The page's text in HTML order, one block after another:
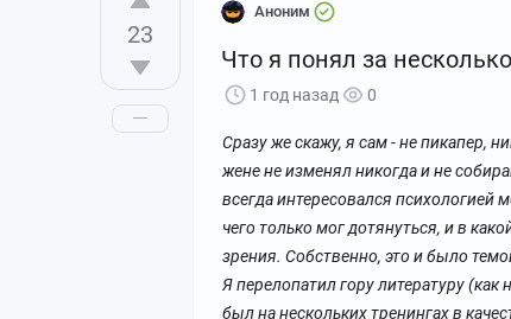
23
Аноним
Что я понял за
1 год назад 0
Сразу же скажу, я сам - не пикапер,
жене не изменял никогда и не
всегда интересовался психологией
чего только мог дотянуться, и в
зрения. Собственно, это и было
Я перелопатил гору литературу
был на нескольких тренингах в